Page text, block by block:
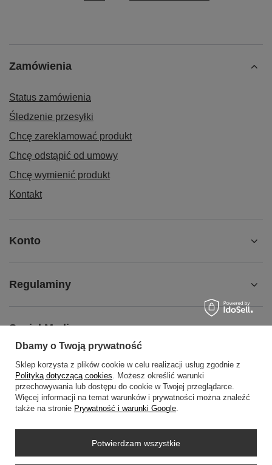
Zamówienia
Status zamówienia
Śledzenie przesyłki
Chcę zareklamować produkt
Chcę odstąpić od umowy
Chcę wymienić produkt
Kontakt
Konto
Regulaminy
Social Media
O NAS
wowbag2024@gmail.com
Dbamy o Twoją prywatność
Sklep korzysta z plików cookie w celu realizacji usług zgodnie z
Polityką dotyczącą cookies. Możesz określić warunki
przechowywania lub dostępu do cookie w Twojej przeglądarce.
Więcej informacji na temat warunków i prywatności można znaleźć
także na stronie Prywatność i warunki Google.
Potwierdzam wszystkie